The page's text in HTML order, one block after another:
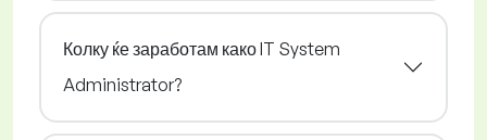
Колку ќе заработам како IT System
Administrator?